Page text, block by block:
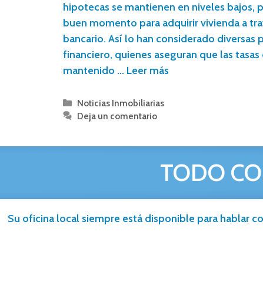
hipotecas se mantienen en niveles bajos,
buen momento para adquirir vivienda a
bancario. Así lo han considerado diversas
financiero, quienes aseguran que las tasas
mantenido … Leer más
Noticias Inmobiliarias
Deja un comentario
TODO
Su oficina local siempre está disponible para hablar